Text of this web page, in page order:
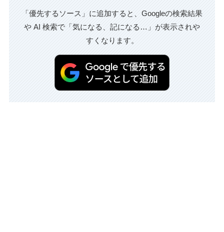
「優先するソース」に追加すると、Googleの検索結果
や AI 検索で「気になる、記になる…」が表示されや
すくなります。